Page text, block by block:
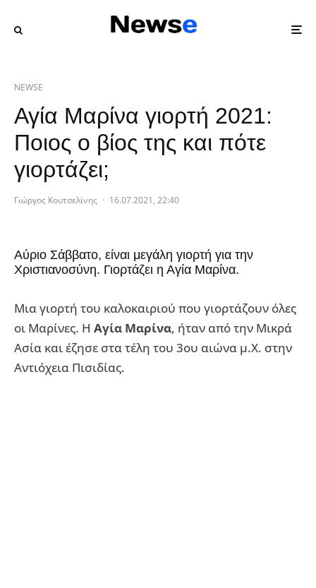
NEWSE
Αγία Μαρίνα γιορτή 2021:
Ποιος ο βίος της και πότε
γιορτάζει;
Γιώργος Κουτσελίνης · 16.07.2021, 22:40
Αύριο Σάββατο, είναι μεγάλη γιορτή για την
Χριστιανοσύνη. Γιορτάζει η Αγία Μαρίνα.
Μια γιορτή του καλοκαιριού που γιορτάζουν όλες
οι Μαρίνες. Η Αγία Μαρίνα, ήταν από την Μικρά
Ασία και έζησε στα τέλη του 3ου αιώνα μ.Χ. στην
Αντιόχεια Πισιδίας.